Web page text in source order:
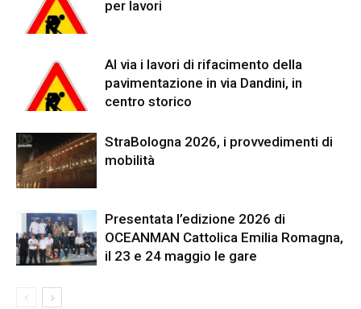
per lavori
Al via i lavori di rifacimento della
pavimentazione in via Dandini, in
centro storico
StraBologna 2026, i provvedimenti di
mobilità
Presentata l’edizione 2026 di
OCEANMAN Cattolica Emilia Romagna,
il 23 e 24 maggio le gare